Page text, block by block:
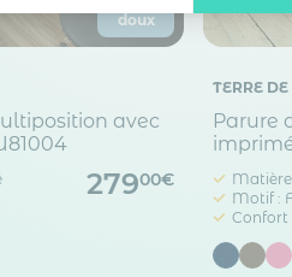
consentde Gestion du
doux
avec
27900€
TERRE
Parure
Matière
Motif :
Confort